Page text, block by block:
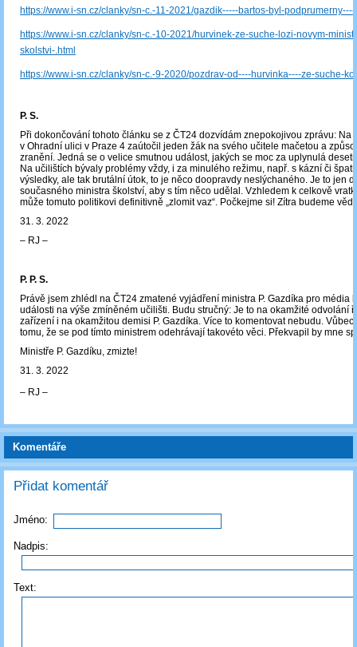
https://www.i-sn.cz/clanky/sn-c.-11-2021/gazdik-----bartos-byl-
https://www.i-sn.cz/clanky/sn-c.-10-2021/hurvinek-ze-suche-lozi-novym-
skolstvi-.html
https://www.i-sn.cz/clanky/sn-c.-9-2020/pozdrav-od----hurvinka----ze-suche-
P. S.
Při dokončování tohoto článku se z ČT24 dozvídám znepokojivou zprávu: Na
v Ohradní ulici v Praze 4 zaútočil jeden žák na svého učitele mačetou a
zranění. Jedná se o velice smutnou událost, jakých se moc za uplynulá
Na učilištích bývaly problémy vždy, i za minulého režimu, např. s kázní či
výsledky, ale tak brutální útok, to je něco doopravdy neslýchaného. Je to jen
současného ministra školství, aby s tím něco udělal. Vzhledem k celkově
může tomuto politikovi definitivně „zlomit vaz“. Počkejme si! Zítra budeme
31. 3. 2022
‒ RJ ‒
P. P. S.
Právě jsem zhlédl na ČT24 zmatené vyjádření ministra P. Gazdíka pro média
události na výše zmíněném učilišti. Budu stručný: Je to na okamžité odvolání
zařízení i na okamžitou demisi P. Gazdíka. Více to komentovat nebudu. Vůbec
tomu, že se pod tímto ministrem odehrávají takovéto věci. Překvapil by mne
Ministře P. Gazdíku, zmizte!
31. 3. 2022
‒ RJ ‒
Komentáře
Přidat komentář
Jméno:
Nadpis:
Text: